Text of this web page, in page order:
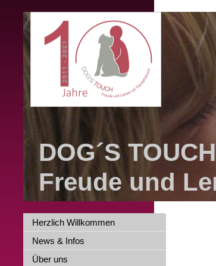
DOG´S
Freude und
Herzlich Willkommen
News & Infos
Über uns